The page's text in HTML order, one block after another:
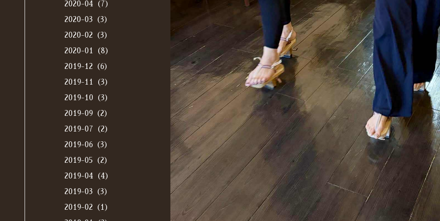
2020-04（7）
2020-03（3）
2020-02（3）
2020-01（8）
2019-12（6）
2019-11（3）
2019-10（3）
2019-09（2）
2019-07（2）
2019-06（3）
2019-05（2）
2019-04（4）
2019-03（3）
2019-02（1）